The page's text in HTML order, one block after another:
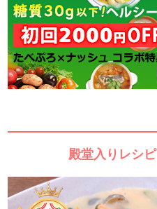
殿堂入りレシピ